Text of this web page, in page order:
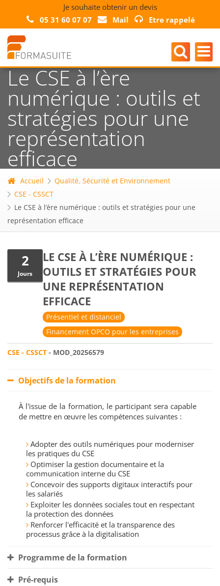
Je souhaite obtenir un devis
05 31 60 07 07
Mail Etre rappelé
Le CSE à l’ère
numérique : outils et
stratégies pour une
représentation
efficace
Accueil
Qualité, Sécurité et Environnement
CSE - CSSCT
Le CSE à l’ère numérique : outils et stratégies pour une
représentation efficace
2
Jours
LE CSE À L’ÈRE NUMÉRIQUE :
OUTILS ET STRATÉGIES POUR
UNE REPRÉSENTATION
EFFICACE
Présentiel et distanciel
Financement OPCO pour les entreprises
CSE - CSSCT - MOD_20256579
Objectifs de la formation
À l'issue de la formation, le participant sera capable
de mettre en œuvre les compétences suivantes :
Adopter des outils numériques pour moderniser
les pratiques du CSE
Optimiser la gestion documentaire et la
communication interne du CSE
Concevoir des supports digitaux interactifs pour
les salariés
Exploiter les données sociales tout en respectant
la protection des données
Renforcer l'efficacité et la transparence des
processus grâce à la digitalisation
Programme de la formation
Pré-requis